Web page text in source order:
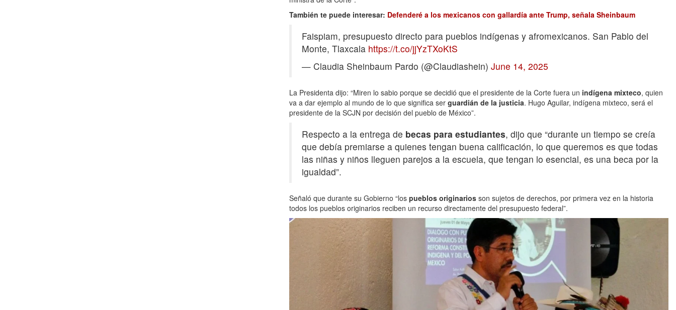
También te puede interesar: Defenderé a los mexicanos con gallardía ante Trump, señala Sheinbaum
Faispiam, presupuesto directo para pueblos indígenas y afromexicanos. San Pablo del
Monte, Tlaxcala https://t.co/jjYzTXoKtS
— Claudia Sheinbaum Pardo (@Claudiashein) June 14, 2025
La Presidenta dijo: “Miren lo sabio porque se decidió que el presidente de la Corte fuera un indígena mixteco, quien
va a dar ejemplo al mundo de lo que significa ser guardián de la justicia. Hugo Aguilar, indígena mixteco, será el
presidente de la SCJN por decisión del pueblo de México”.
Respecto a la entrega de becas para estudiantes, dijo que “durante un tiempo se creía
que debía premiarse a quienes tengan buena calificación, lo que queremos es que todas
las niñas y niños lleguen parejos a la escuela, que tengan lo esencial, es una beca por la
igualdad”.
Señaló que durante su Gobierno “los pueblos originarios son sujetos de derechos, por primera vez en la historia
todos los pueblos originarios reciben un recurso directamente del presupuesto federal”.